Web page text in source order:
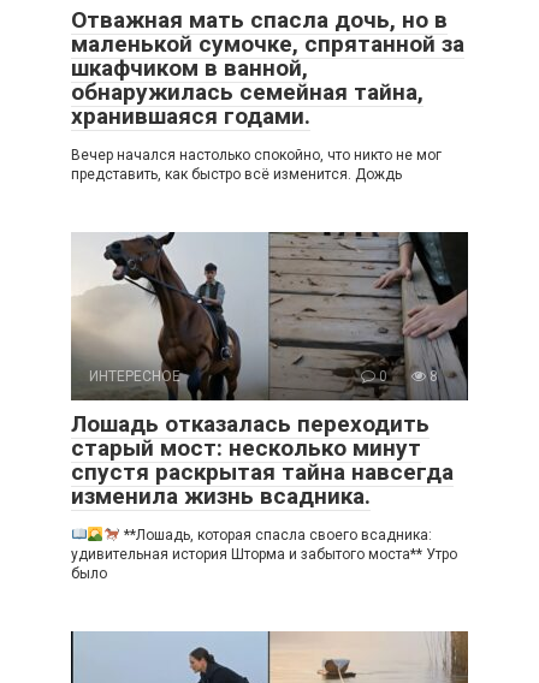
Отважная мать спасла дочь, но в
маленькой сумочке, спрятанной за
шкафчиком в ванной,
обнаружилась семейная тайна,
хранившаяся годами.
Вечер начался настолько спокойно, что никто не мог
представить, как быстро всё изменится. Дождь
ИНТЕРЕСНОЕ 0 8
Лошадь отказалась переходить
старый мост: несколько минут
спустя раскрытая тайна навсегда
изменила жизнь всадника.
**Лошадь, которая спасла своего всадника:
удивительная история Шторма и забытого моста** Утро
было